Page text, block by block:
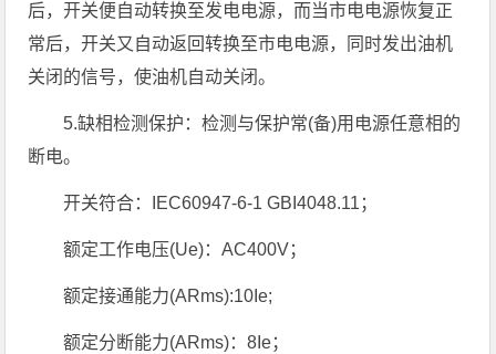
后，开关便自动转换至发电电源，而当市电电源恢复正
常后，开关又自动返回转换至市电电源，同时发出油机
关闭的信号，使油机自动关闭。
5.缺相检测保护：检测与保护常(备)用电源任意相的
断电。
开关符合：IEC60947-6-1 GBI4048.11；
额定工作电压(Ue)：AC400V；
额定接通能力(ARms):10Ie;
额定分断能力(ARms)：8Ie；